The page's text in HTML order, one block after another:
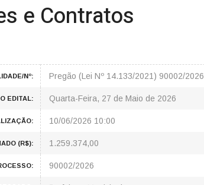
e Contratos
Nº: Pregão (Lei Nº 14.133/2021) 90002/2026
EDITAL: Quarta-Feira, 27 de Maio de 2026
10/06/2026 10:00
(R$): 1.259.374,00
90002/2026